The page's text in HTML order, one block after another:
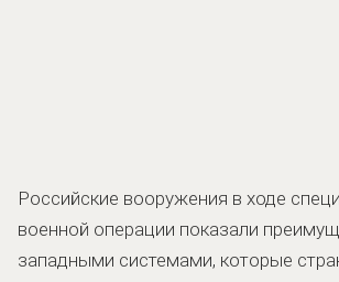
Российские вооружения в ходе
военной операции показали
западными системами, которые